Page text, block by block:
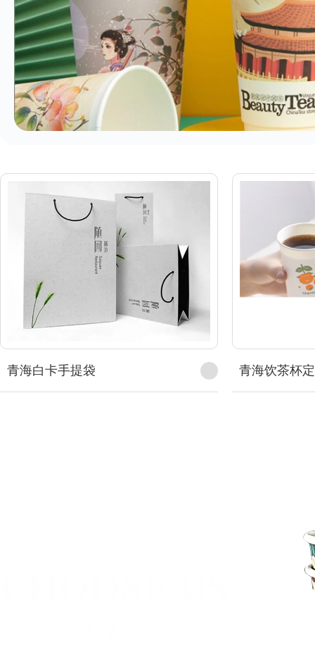
家
青海白卡手提袋 青海饮茶杯